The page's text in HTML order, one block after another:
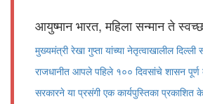
आयुष्मान भारत, महिला सन्मान ते
मुख्यमंत्री रेखा गुप्ता यांच्या नेतृत्वाखालील दिल्ली
राजधानीत आपले पहिले १०० दिवसांचे शासन
सरकारने या प्रसंगी एक कार्यपुस्तिका प्रकाशित